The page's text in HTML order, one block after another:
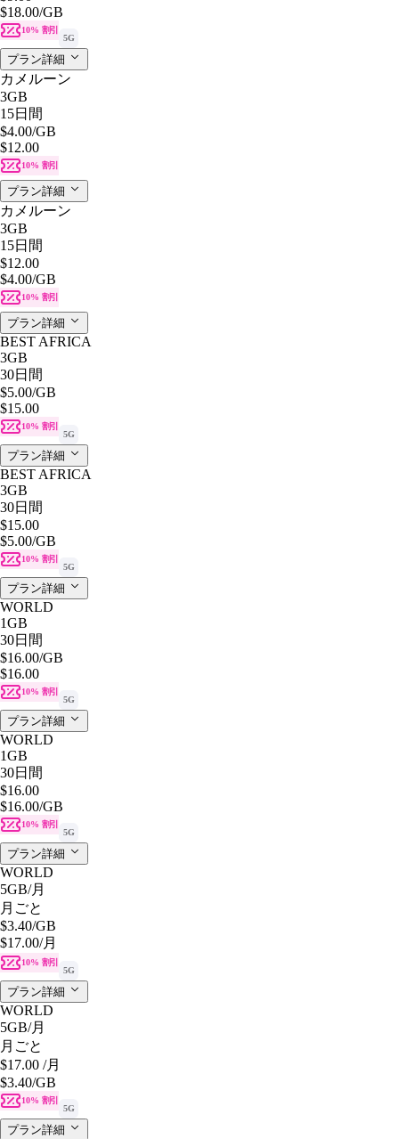
$18.00/GB
10% 割引
5G
プラン詳細
カメルーン
3GB
15日間
$4.00/GB
$12.00
10% 割引
プラン詳細
カメルーン
3GB
15日間
$12.00
$4.00/GB
10% 割引
プラン詳細
BEST AFRICA
3GB
30日間
$5.00/GB
$15.00
10% 割引
5G
プラン詳細
BEST AFRICA
3GB
30日間
$15.00
$5.00/GB
10% 割引
5G
プラン詳細
WORLD
1GB
30日間
$16.00/GB
$16.00
10% 割引
5G
プラン詳細
WORLD
1GB
30日間
$16.00
$16.00/GB
10% 割引
5G
プラン詳細
WORLD
5GB/月
月ごと
$3.40/GB
$17.00/月
10% 割引
5G
プラン詳細
WORLD
5GB/月
月ごと
$17.00 /月
$3.40/GB
10% 割引
5G
プラン詳細